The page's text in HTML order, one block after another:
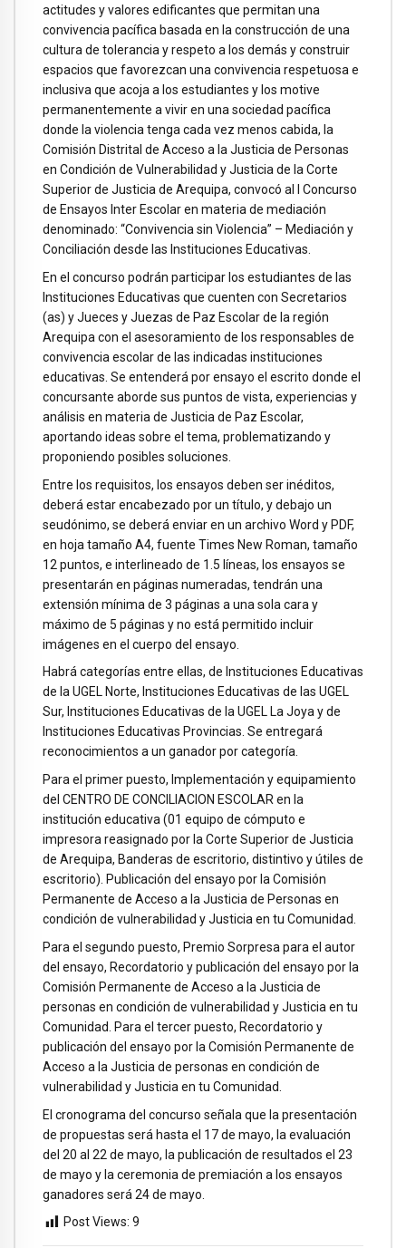
actitudes y valores edificantes que permitan una
convivencia pacífica basada en la construcción de una
cultura de tolerancia y respeto a los demás y construir
espacios que favorezcan una convivencia respetuosa e
inclusiva que acoja a los estudiantes y los motive
permanentemente a vivir en una sociedad pacífica
donde la violencia tenga cada vez menos cabida, la
Comisión Distrital de Acceso a la Justicia de Personas
en Condición de Vulnerabilidad y Justicia de la Corte
Superior de Justicia de Arequipa, convocó al I Concurso
de Ensayos Inter Escolar en materia de mediación
denominado: “Convivencia sin Violencia” – Mediación y
Conciliación desde las Instituciones Educativas.
En el concurso podrán participar los estudiantes de las
Instituciones Educativas que cuenten con Secretarios
(as) y Jueces y Juezas de Paz Escolar de la región
Arequipa con el asesoramiento de los responsables de
convivencia escolar de las indicadas instituciones
educativas. Se entenderá por ensayo el escrito donde el
concursante aborde sus puntos de vista, experiencias y
análisis en materia de Justicia de Paz Escolar,
aportando ideas sobre el tema, problematizando y
proponiendo posibles soluciones.
Entre los requisitos, los ensayos deben ser inéditos,
deberá estar encabezado por un título, y debajo un
seudónimo, se deberá enviar en un archivo Word y PDF,
en hoja tamaño A4, fuente Times New Roman, tamaño
12 puntos, e interlineado de 1.5 líneas, los ensayos se
presentarán en páginas numeradas, tendrán una
extensión mínima de 3 páginas a una sola cara y
máximo de 5 páginas y no está permitido incluir
imágenes en el cuerpo del ensayo.
Habrá categorías entre ellas, de Instituciones Educativas
de la UGEL Norte, Instituciones Educativas de las UGEL
Sur, Instituciones Educativas de la UGEL La Joya y de
Instituciones Educativas Provincias. Se entregará
reconocimientos a un ganador por categoría.
Para el primer puesto, Implementación y equipamiento
del CENTRO DE CONCILIACION ESCOLAR en la
institución educativa (01 equipo de cómputo e
impresora reasignado por la Corte Superior de Justicia
de Arequipa, Banderas de escritorio, distintivo y útiles de
escritorio). Publicación del ensayo por la Comisión
Permanente de Acceso a la Justicia de Personas en
condición de vulnerabilidad y Justicia en tu Comunidad.
Para el segundo puesto, Premio Sorpresa para el autor
del ensayo, Recordatorio y publicación del ensayo por la
Comisión Permanente de Acceso a la Justicia de
personas en condición de vulnerabilidad y Justicia en tu
Comunidad. Para el tercer puesto, Recordatorio y
publicación del ensayo por la Comisión Permanente de
Acceso a la Justicia de personas en condición de
vulnerabilidad y Justicia en tu Comunidad.
El cronograma del concurso señala que la presentación
de propuestas será hasta el 17 de mayo, la evaluación
del 20 al 22 de mayo, la publicación de resultados el 23
de mayo y la ceremonia de premiación a los ensayos
ganadores será 24 de mayo.
Post Views: 9